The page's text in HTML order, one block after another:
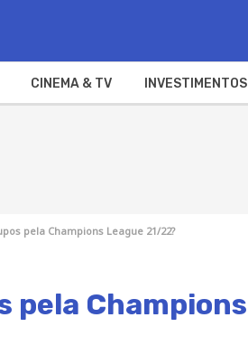
CINEMA & TV INVESTIMENTOS
pela Champions League 21/22?
pela Champions